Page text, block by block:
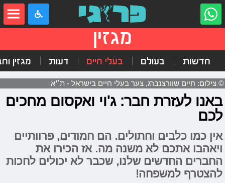
מגזין
חדשות בעולם בעלי חיים דעות מגזין
© צילום: חיים שוורצנברג, צער בעלי חיים בישראל - ת״א
באנו לעזרת חבר: ג'וי ואקסום מחכים
לכם
אין כמו כלבים וחתולים. הם חמודים, פרוותיים
ויאהבו אתכם לא משנה מה. אז הכירו את
החברים החדשים שלנו, שכבר לא יכולים לחכות
להצטרף למשפחה!